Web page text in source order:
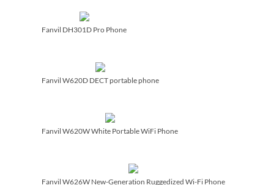
Fanvil DH301D Pro Phone
Fanvil W620D DECT portable phone
Fanvil W620W White Portable WiFi Phone
Fanvil W626W New-Generation Ruggedized Wi-Fi Phone